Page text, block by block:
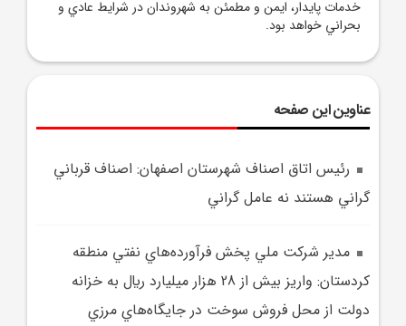
خدمات پايدار، ايمن و مطمئن به شهروندان در شرايط عادي و
بحراني خواهد بود.
عناوین این صفحه
رئيس اتاق اصناف شهرستان اصفهان: اصناف قرباني
گراني هستند نه عامل گراني
مدير شرکت ملي پخش فرآورده‌هاي نفتي منطقه
کردستان: واريز بيش از 28 هزار ميليارد ريال به خزانه
دولت از محل فروش سوخت در جايگاه‌هاي مرزي